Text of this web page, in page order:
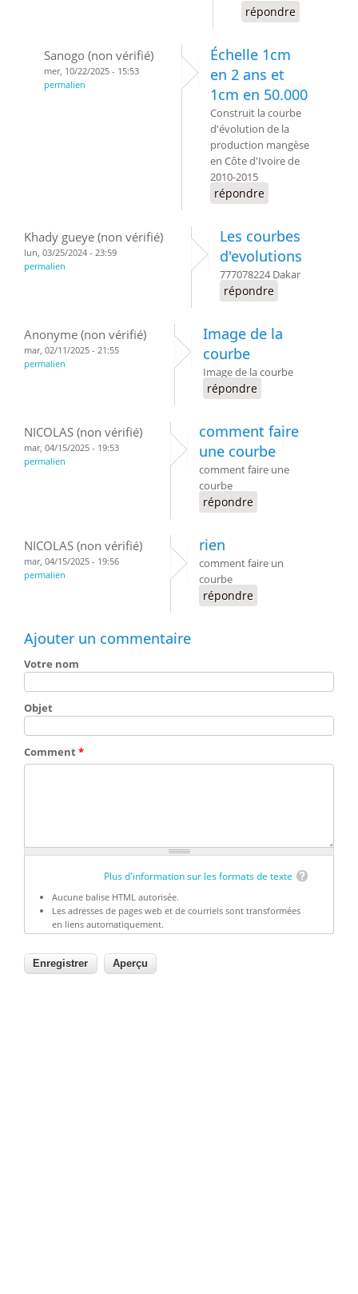
répondre
Sanogo (non vérifié)
mer, 10/22/2025 - 15:53
permalien
Échelle 1cm
en 2 ans et
1cm en 50.000
Construit la courbe
d'évolution de la
production mangèse
en Côte d'Ivoire de
2010-2015
répondre
Khady gueye (non vérifié)
lun, 03/25/2024 - 23:59
permalien
Les courbes
d'evolutions
777078224 Dakar
répondre
Anonyme (non vérifié)
mar, 02/11/2025 - 21:55
permalien
Image de la
courbe
Image de la courbe
répondre
NICOLAS (non vérifié)
mar, 04/15/2025 - 19:53
permalien
comment faire
une courbe
comment faire une
courbe
répondre
NICOLAS (non vérifié)
mar, 04/15/2025 - 19:56
permalien
rien
comment faire un
courbe
répondre
Ajouter un commentaire
Votre nom
Objet
Comment*
Plus d'information sur les formats de texte
Aucune balise HTML autorisée.
Les adresses de pages web et de courriels sont transformées
en liens automatiquement.